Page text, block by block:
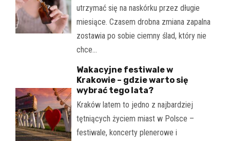
utrzymać się na naskórku przez długie
miesiące. Czasem drobna zmiana zapalna
zostawia po sobie ciemny ślad, który nie
chce…
Wakacyjne festiwale w
Krakowie – gdzie warto się
wybrać tego lata?
Kraków latem to jedno z najbardziej
tętniących życiem miast w Polsce –
festiwale, koncerty plenerowe i